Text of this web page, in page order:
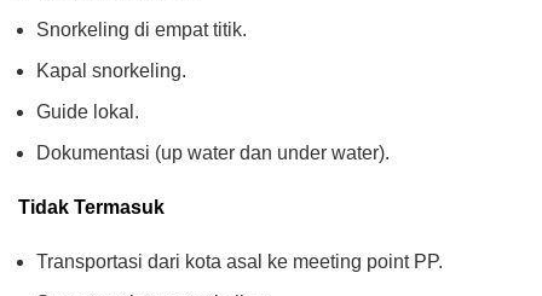
Snorkeling di empat titik.
Kapal snorkeling.
Guide lokal.
Dokumentasi (up water dan under water).
Tidak Termasuk
Transportasi dari kota asal ke meeting point PP.